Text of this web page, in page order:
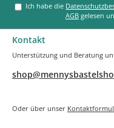
Ich habe die
AGB gelesen
Kontakt
Unterstützung und Beratung
Oder über unser